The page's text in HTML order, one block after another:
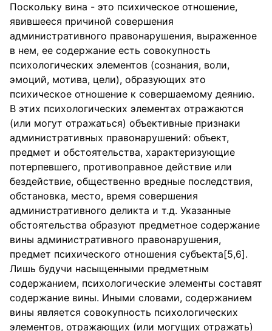
Поскольку вина - это психическое отношение,
явившееся причиной совершения
административного правонарушения, выраженное
в нем, ее содержание есть совокупность
психологических элементов (сознания, воли,
эмоций, мотива, цели), образующих это
психическое отношение к совершаемому деянию.
В этих психологических элементах отражаются
(или могут отражаться) объективные признаки
административных правонарушений: объект,
предмет и обстоятельства, характеризующие
потерпевшего, противоправное действие или
бездействие, общественно вредные последствия,
обстановка, место, время совершения
административного деликта и т.д. Указанные
обстоятельства образуют предметное содержание
вины административного правонарушения,
предмет психического отношения субъекта[5,6].
Лишь будучи насыщенными предметным
содержанием, психологические элементы составят
содержание вины. Иными словами, содержанием
вины является совокупность психологических
элементов, отражающих (или могущих отражать)